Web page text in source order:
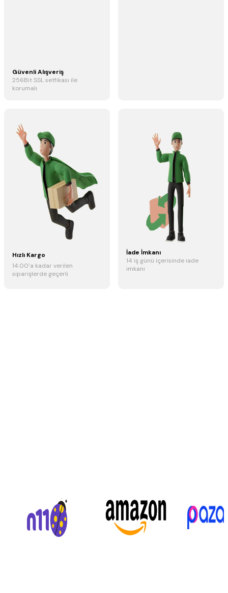
Güvenli Alışveriş
256Bit SSL setfikası ile
korumalı
Hızlı Kargo
14.00’a kadar verilen
siparişlerde geçerli
İade İmkanı
14 iş günü içerisinde iade
imkanı